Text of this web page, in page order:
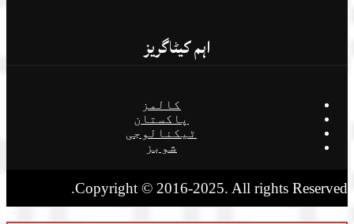
اہم کیٹاگریز
کالمز
پاکستان
ٹیکنالوجی
شوبز
Copyright © 2016-2025. All rights Reserved.